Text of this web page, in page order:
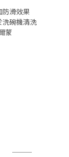
防滑效果
洗碗機清洗
蒙